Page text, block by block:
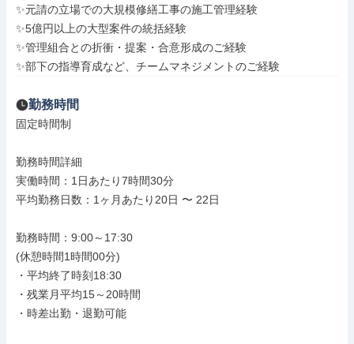
✨元請の立場での大規模修繕工事の施工管理経験
✨5億円以上の大型案件の統括経験
✨管理組合との折衝・提案・合意形成のご経験
✨部下の指導育成など、チームマネジメントのご経験
勤務時間
固定時間制
勤務時間詳細
実働時間：1日あたり7時間30分
平均勤務日数：1ヶ月あたり20日 〜 22日
勤務時間：9:00～17:30
(休憩時間1時間00分)
・平均終了時刻18:30
・残業月平均15～20時間
・時差出勤・退勤可能